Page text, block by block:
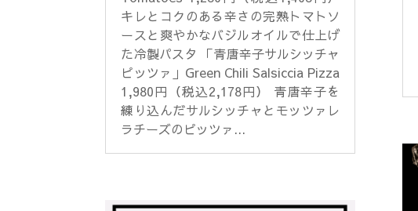
キレとコクのある辛さの完熟トマトソ
ースと爽やかなバジルオイルで仕上げ
た冷製パスタ 「青唐辛子サルシッチャ
ピッツァ」Green Chili Salsiccia Pizza
1,980円（税込2,178円） 青唐辛子を
練り込んだサルシッチャとモッツァレ
ラチーズのピッツァ...